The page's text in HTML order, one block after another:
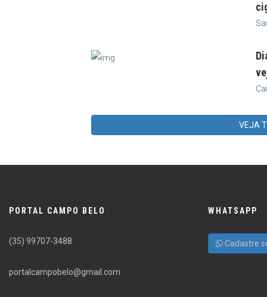
VEJA
PORTAL CAMPO BELO
(35) 99707-3488
portalcampobelo@gmail.com
WHATSAPP
Cadastre